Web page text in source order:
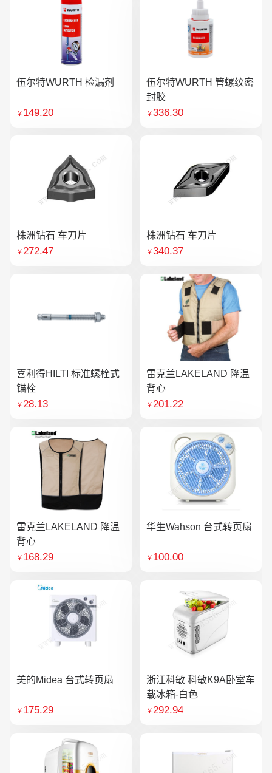
伍尔特WURTH 检漏剂
￥ 149.20
伍尔特WURTH 管螺纹密
封胶
￥336.30
株洲钻石 车刀片
￥272.47
株洲钻石 车刀片
￥340.37
喜利得HILTI 标准螺栓式
锚栓
￥28.13
雷克兰LAKELAND 降温
背心
￥201.22
雷克兰LAKELAND 降温
背心
￥ 168.29
华生Wahson 台式转页扇
￥ 100.00
美的Midea 台式转页扇
￥ 175.29
浙江科敏 科敏K9A卧室车
载冰箱-白色
￥292.94